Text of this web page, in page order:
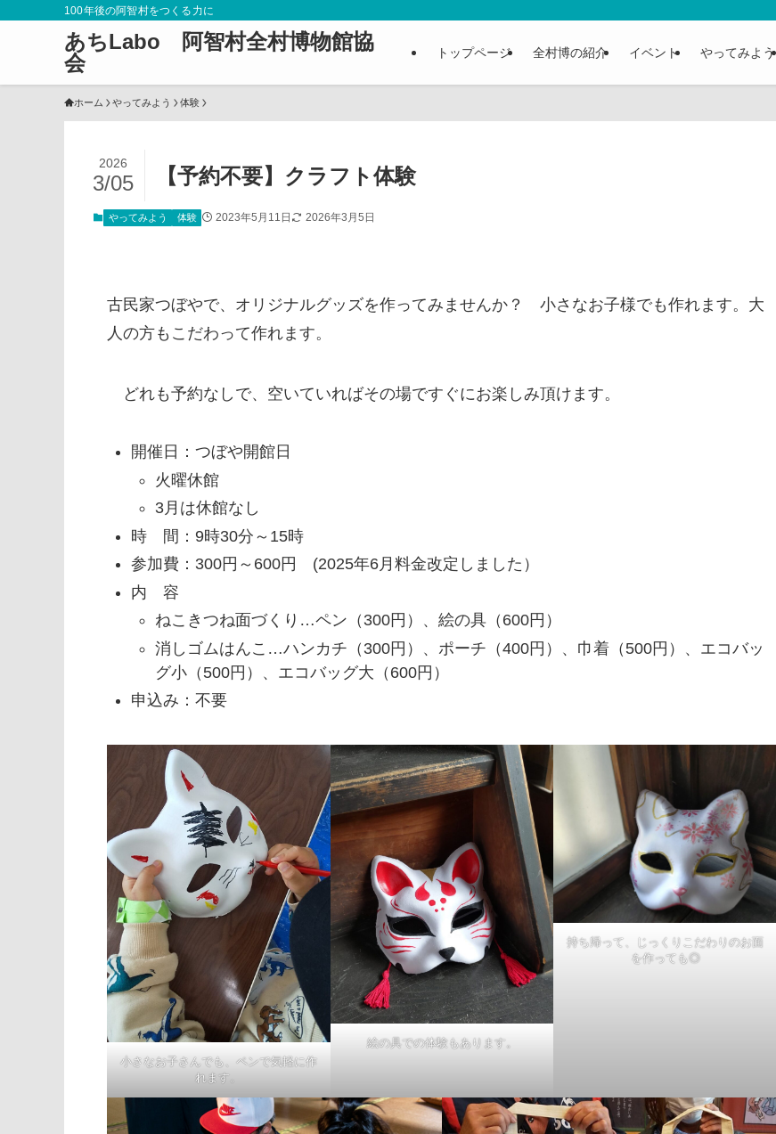
100年後の阿智村をつくる力に
あちLabo 阿智村全村博物館協
会
トップページ 全村博の紹介 イベント やってみよう
ホーム やってみよう 体験
【予約不要】クラフト体験
2026
3/05
やってみよう 体験 2023年5月11日 2026年3月5日
古民家つぼやで、オリジナルグッズを作ってみませんか？ 小さなお子様でも作れます。大
人の方もこだわって作れます。
どれも予約なしで、空いていればその場ですぐにお楽しみ頂けます。
開催日：つぼや開館日
火曜休館
3月は休館なし
時 間：9時30分～15時
参加費：300円～600円 (2025年6月料金改定しました）
内 容
ねこきつね面づくり…ペン（300円）、絵の具（600円）
消しゴムはんこ…ハンカチ（300円）、ポーチ（400円）、巾着（500円）、エコバッ
グ小（500円）、エコバッグ大（600円）
申込み：不要
小さなお子さんでも、ペンで気軽に作
れます。
絵の具での体験もあります。
持ち帰って、じっくりこだわりのお面
を作っても◎